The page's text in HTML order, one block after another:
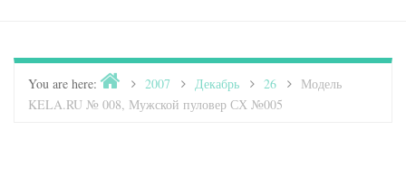
You are here: Home2007 Декабрь 26
Модель
KELA.RU № 008, Мужской пуловер СХ №005